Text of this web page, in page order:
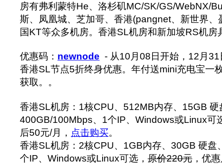
房有弗利蒙特He、洛杉矶MC/SK/GS/WebNX/
斯、凤凰城、芝加哥、香港(pangnet、新世界、
国KT等众多机房。香港SL机房和新加坡RS机房
优惠码： newnode - 从10月08日开始，12月
香港SL节点5折终身优惠。年付送mini充电宝一
获取。。
香港SL机房：1核CPU、512MB内存、15GB 硬
400GB/100Mbps、1个IP、Windows或Linux可
后50元/月， 点击购买。
香港SL机房：2核CPU、1GB内存、30GB 硬盘
个IP、Windows或Linux可选， 原价220元 ，优